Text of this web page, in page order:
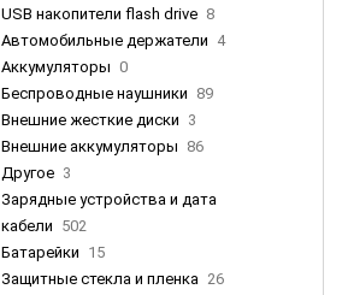
USB накопители flash drive 8
Автомобильные держатели 4
Аккумуляторы 0
Беспроводные наушники 89
Внешние жесткие диски 3
Внешние аккумуляторы 86
Другое 3
Зарядные устройства и дата
кабели 502
Батарейки 15
Защитные стекла и пленка 26